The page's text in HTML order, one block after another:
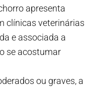
apresenta
clínicas veterinárias
e associada a
se acostumar
ou graves, a